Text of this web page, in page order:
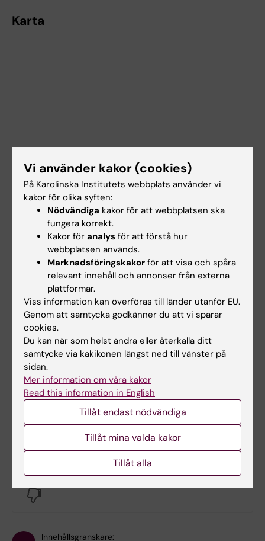
Karta
Dokument
Länkar
Lokalbokning för medarbetare
Hade du nytta av informationen på denna sida?
Yes
Innehållsgranskare:
Vi använder kakor (cookies)
På Karolinska Institutets webbplats använder vi
kakor för olika syften:
Nödvändiga kakor för att webbplatsen ska
fungera korrekt.
Kakor för analys för att förstå hur
webbplatsen används.
Marknadsföringskakor för att visa och spåra
relevant innehåll och annonser från externa
plattformar.
Viss information kan överföras till länder utanför EU.
Genom att samtycka godkänner du att vi sparar
cookies.
Du kan när som helst ändra eller återkalla ditt
samtycke via kakikonen längst ned till vänster på
sidan.
Mer information om våra kakor
Read this information in English
Tillåt endast nödvändiga
Tillåt mina valda kakor
Tillåt alla